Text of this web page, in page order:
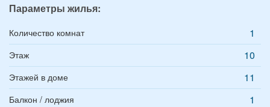
Параметры жилья:
Количество комнат 1
Этаж 10
Этажей в доме 11
Балкон / лоджия 1